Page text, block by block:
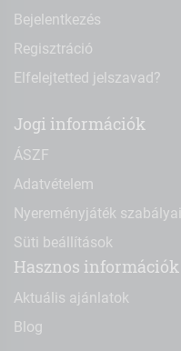
Bejelentkezés
Regisztráció
Elfelejtetted jelszavad?
Jogi információk
ÁSZF
Adatvételem
Nyereményjáték szabályai
Süti beállítások
Hasznos információk
Aktuális ajánlatok
Blog